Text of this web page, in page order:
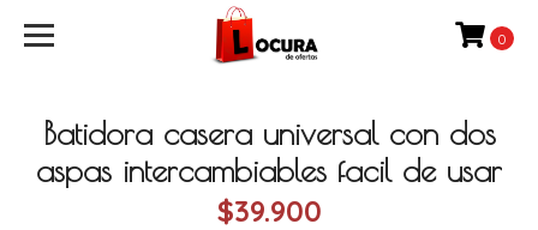
0
Batidora casera universal con dos
aspas intercambiables facil de usar
$39.900